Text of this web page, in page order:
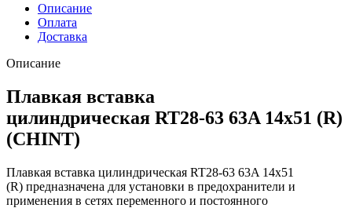
Описание
Оплата
Доставка
Описание
Плавкая вставка
цилиндрическая RT28-63 63A 14х51 (R)
(CHINT)
Плавкая вставка цилиндрическая RT28-63 63A 14х51
(R) предназначена для установки в предохранители и
применения в сетях переменного и постоянного